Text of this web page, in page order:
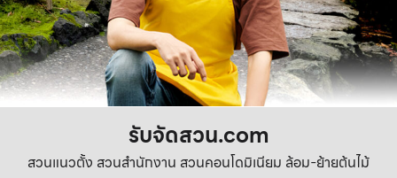
รับจัดสวน.com
สวนแนวตั้ง สวนสำนักงาน สวนคอนโดมิเนียม ล้อม-ย้ายต้นไม้